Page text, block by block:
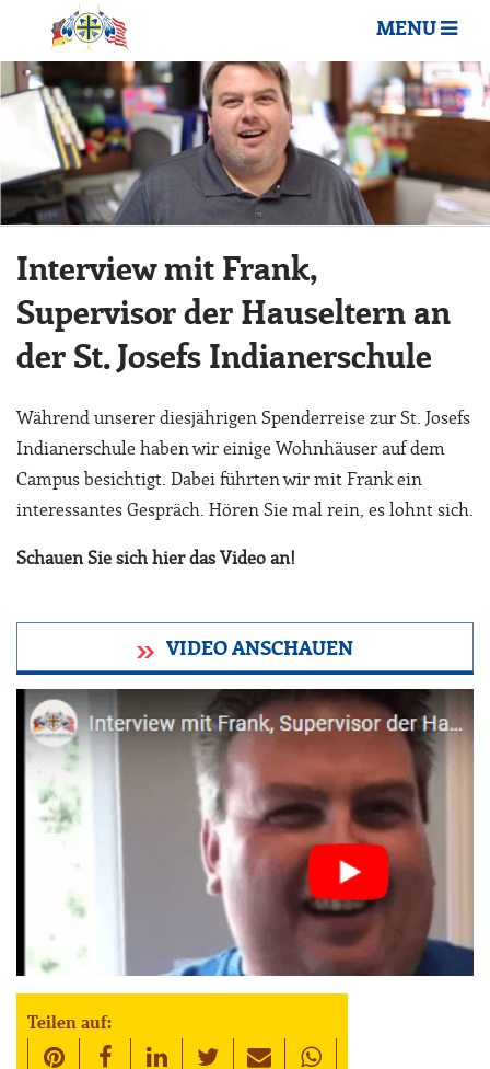
MENU
Interview mit Frank,
Supervisor der Hauseltern an
der St. Josefs Indianerschule
Während unserer diesjährigen Spenderreise zur St. Josefs
Indianerschule haben wir einige Wohnhäuser auf dem
Campus besichtigt. Dabei führten wir mit Frank ein
interessantes Gespräch. Hören Sie mal rein, es lohnt sich.
Schauen Sie sich hier das Video an!
VIDEO ANSCHAUEN
Teilen auf: